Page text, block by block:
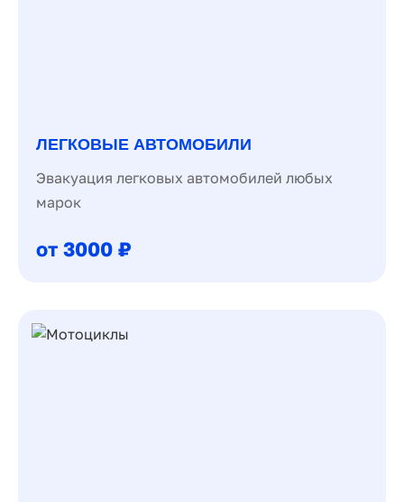
ЛЕГКОВЫЕ АВТОМОБИЛИ
Эвакуация легковых автомобилей любых
марок
от 3000 ₽